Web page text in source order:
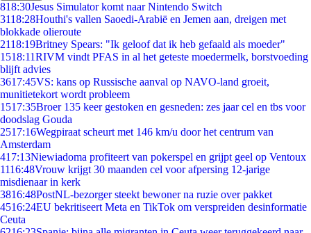
818:30Jesus Simulator komt naar Nintendo Switch
3118:28Houthi's vallen Saoedi-Arabië en Jemen aan, dreigen met
blokkade olieroute
2118:19Britney Spears: "Ik geloof dat ik heb gefaald als moeder"
1518:11RIVM vindt PFAS in al het geteste moedermelk, borstvoeding
blijft advies
3617:45VS: kans op Russische aanval op NAVO-land groeit,
munitietekort wordt probleem
1517:35Broer 135 keer gestoken en gesneden: zes jaar cel en tbs voor
doodslag Gouda
2517:16Wegpiraat scheurt met 146 km/u door het centrum van
Amsterdam
417:13Niewiadoma profiteert van pokerspel en grijpt geel op Ventoux
1116:48Vrouw krijgt 30 maanden cel voor afpersing 12-jarige
misdienaar in kerk
3816:48PostNL-bezorger steekt bewoner na ruzie over pakket
4516:24EU bekritiseert Meta en TikTok om verspreiden desinformatie
Ceuta